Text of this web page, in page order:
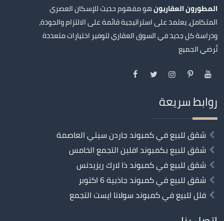
المطورون العقاريونهو مفهوم حديث للإسكان العصري
المتكامل، يعتمد على استراتيجية قائمة على الالتزام والجودة،
ودراسة كل جديد في السوق العقاري لتوفير اختيارات متعددة
تُرضي الجميع
روابط سريعة
شقق للبيع في كمبوند جاردن سيتي العاصمة
شقق للبيع بكمبوند افلين التجمع الخامس
شقق للبيع في كمبوند ذا لارك ريزيدنس
شقق للبيع في كمبوند جاذبية 6 اكتوبر
فلل للبيع في كمبوند سولانا ايست التجمع